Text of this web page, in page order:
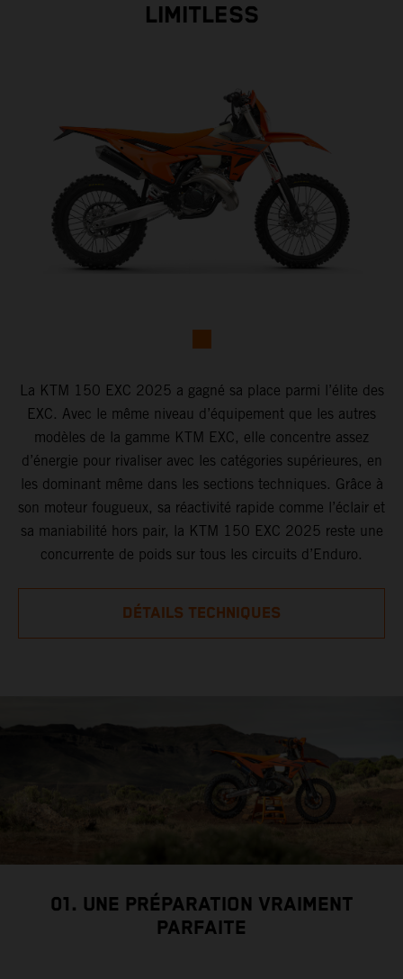
LIMITLESS
La KTM 150 EXC 2025 a gagné sa place parmi l’élite des
EXC. Avec le même niveau d’équipement que les autres
modèles de la gamme KTM EXC, elle concentre assez
d’énergie pour rivaliser avec les catégories supérieures, en
les dominant même dans les sections techniques. Grâce à
son moteur fougueux, sa réactivité rapide comme l’éclair et
sa maniabilité hors pair, la KTM 150 EXC 2025 reste une
concurrente de poids sur tous les circuits d’Enduro.
DÉTAILS TECHNIQUES
01. UNE PRÉPARATION VRAIMENT
PARFAITE